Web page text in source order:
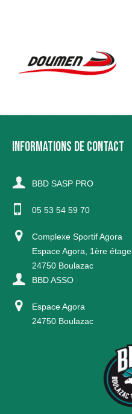
INFORMATIONS DE CONTACT
BBD SASP PRO
05 53 54 59 70
Complexe Sportif Agora
Espace Agora, 1ère étage
24750 Boulazac
BBD ASSO
Espace Agora
24750 Boulazac